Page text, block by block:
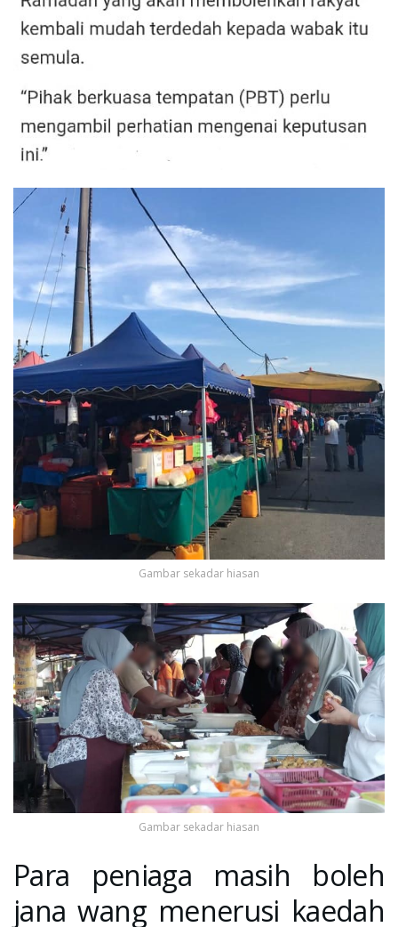
Gambar sekadar hiasan
Gambar sekadar hiasan
Para peniaga masih boleh
jana wang menerusi kaedah